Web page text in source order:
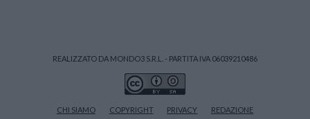
REALIZZATO DA MONDO3 S.R.L. - PARTITA IVA 06039210486
CHI SIAMO COPYRIGHT PRIVACY REDAZIONE